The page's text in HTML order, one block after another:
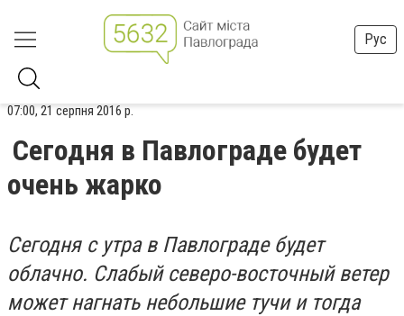
Рус
07:00, 21 серпня 2016 р.
Сегодня в Павлограде будет
очень жарко
Сегодня с утра в Павлограде будет
облачно. Слабый северо-восточный ветер
может нагнать небольшие тучи и тогда